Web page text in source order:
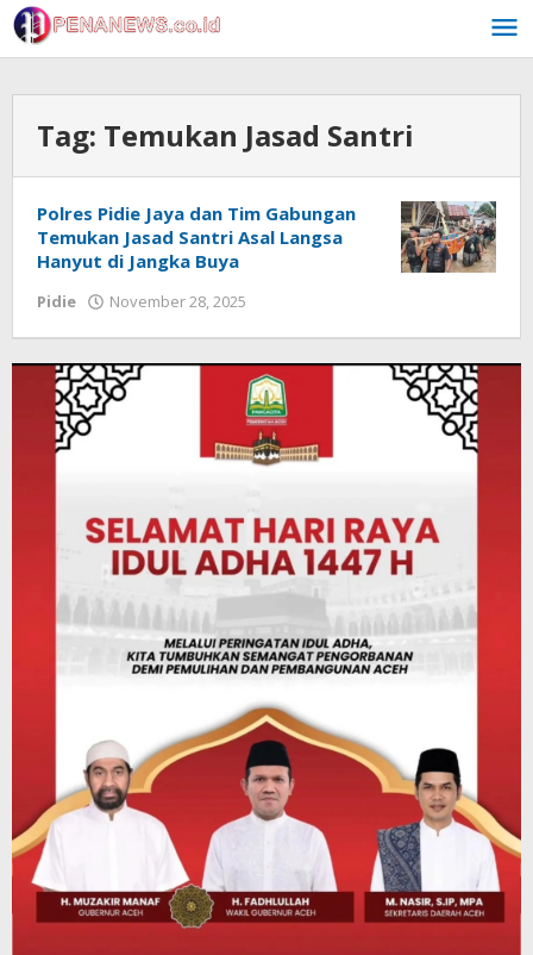
Skip
to
content
Tag: Temukan Jasad Santri
Polres Pidie Jaya dan Tim Gabungan
Temukan Jasad Santri Asal Langsa
Hanyut di Jangka Buya
Pidie November 28, 2025
Musa